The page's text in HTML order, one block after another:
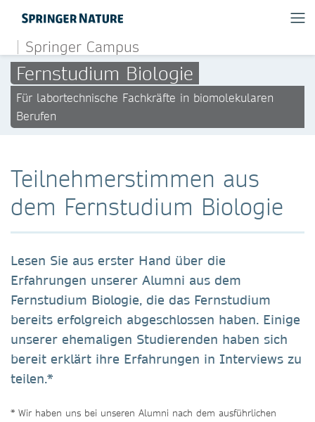
Springer Campus
Fernstudium Biologie
Für labortechnische Fachkräfte in biomolekularen
Berufen
Teilnehmerstimmen aus
dem Fernstudium Biologie
Lesen Sie aus erster Hand über die
Erfahrungen unserer Alumni aus dem
Fernstudium Biologie, die das Fernstudium
bereits erfolgreich abgeschlossen haben. Einige
unserer ehemaligen Studierenden haben sich
bereit erklärt ihre Erfahrungen in Interviews zu
teilen.*
* Wir haben uns bei unseren Alumni nach dem ausführlichen